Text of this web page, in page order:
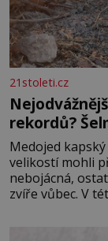
21stoleti.cz
rekordů?
Medojed
velikostí mohli
nebojácná,
zvíře vůbec. V